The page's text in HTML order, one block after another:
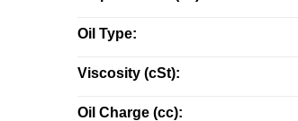
Oil Type:
Viscosity (cSt):
Oil Charge (cc):